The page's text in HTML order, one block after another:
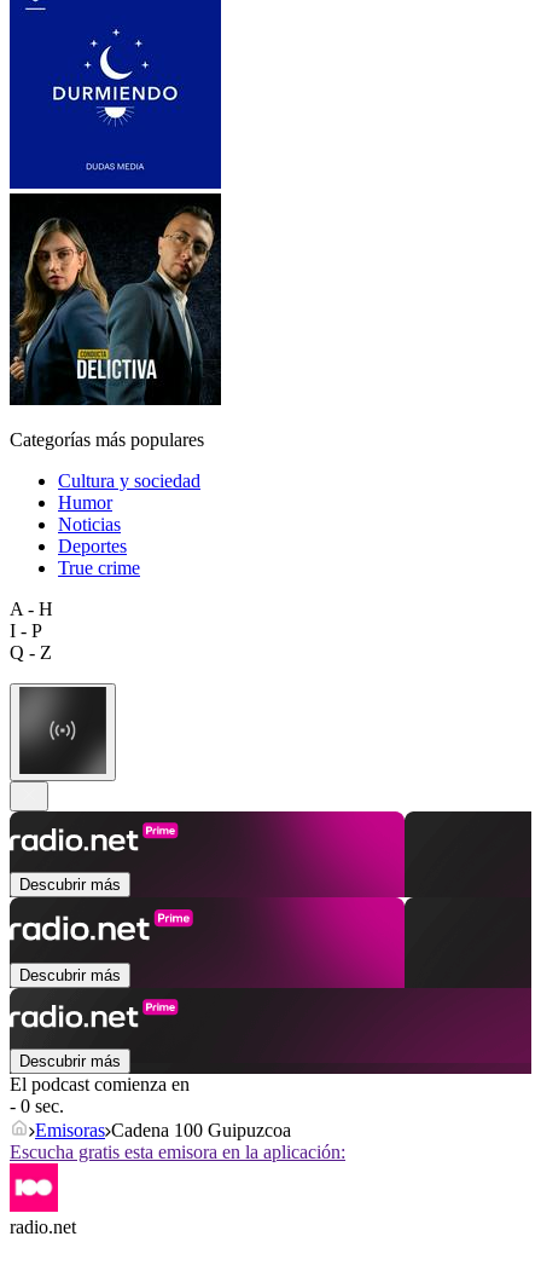
Categorías más populares
Cultura y sociedad
Humor
Noticias
Deportes
True crime
A - H
I - P
Q - Z
Descubrir más
Descubrir más
Descubrir más
El podcast comienza en
- 0 sec.
Emisoras Cadena 100 Guipuzcoa
Escucha gratis esta emisora en la aplicación:
radio.net